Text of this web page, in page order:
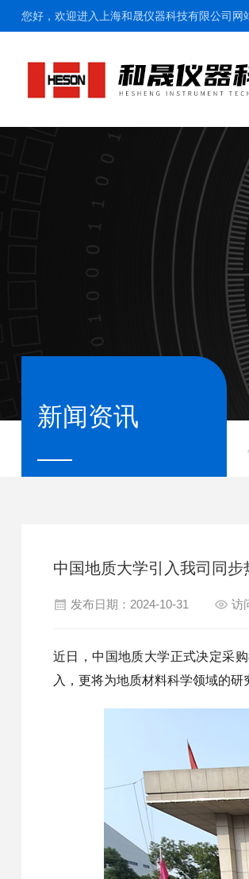
您好，欢迎进入上海和晟仪器科技有限公司网
新闻资讯
中国地质大学引入我司同
发布日期：2024-10-31 访
近日，中国地质大学正式决定采
入，更将为地质材料科学领域的研